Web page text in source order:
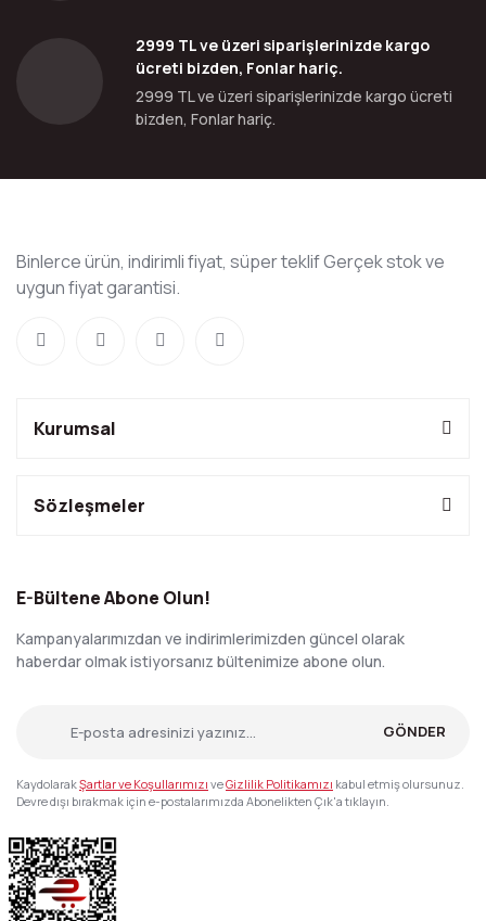
2999 TL ve üzeri siparişlerinizde kargo
ücreti bizden, Fonlar hariç.
2999 TL ve üzeri siparişlerinizde kargo ücreti
bizden, Fonlar hariç.
Binlerce ürün, indirimli fiyat, süper teklif Gerçek stok ve
uygun fiyat garantisi.
Kurumsal
Sözleşmeler
E-Bültene Abone Olun!
Kampanyalarımızdan ve indirimlerimizden güncel olarak
haberdar olmak istiyorsanız bültenimize abone olun.
GÖNDER
KaydolarakŞartlar ve Koşullarımızı veGizlilik Politikamızı kabul etmiş olursunuz.
Devre dışı bırakmak için e-postalarımızda Abonelikten Çık'a tıklayın.